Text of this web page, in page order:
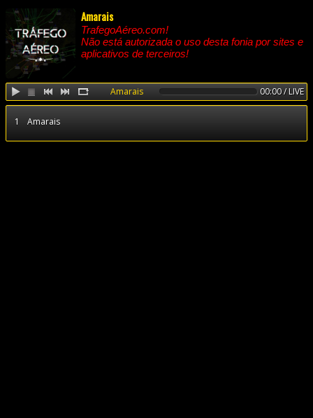
Amarais
TrafegoAéreo.com!
Não está autorizada o uso desta fonia por sites e
aplicativos de terceiros!
Amarais 00:00 / LIVE
1 Amarais